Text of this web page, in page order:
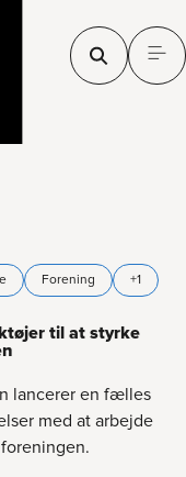
Forening +1
til at styrke
lancerer en fælles
med at arbejde